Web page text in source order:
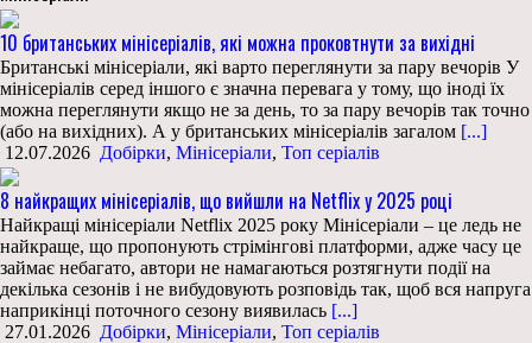
10 британських мінісеріалів, які можна проковтнути за вихідні
Британські мінісеріали, які варто переглянути за пару вечорів У
мінісеріалів серед іншого є значна перевага у тому, що іноді їх
можна переглянути якщо не за день, то за пару вечорів так точно
(або на вихідних). А у британських мінісеріалів загалом [...]
12.07.2026 Добірки, Мінісеріали, Топ серіалів
8 найкращих мінісеріалів, що вийшли на Netflix у 2025 році
Найкращі мінісеріали Netflix 2025 року Мінісеріали – це ледь не
найкраще, що пропонують стрімінгові платформи, адже часу це
займає небагато, автори не намагаються розтягнути події на
декілька сезонів і не вибудовують розповідь так, щоб вся напруга
наприкінці поточного сезону виявилась [...]
27.01.2026 Добірки, Мінісеріали, Топ серіалів